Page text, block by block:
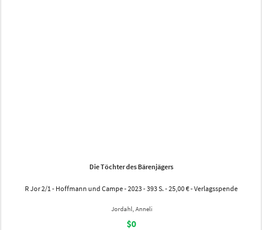
Die Töchter des Bärenjägers
R Jor 2/1 - Hoffmann und Campe - 2023 - 393 S. - 25,00 € - Verlagsspende
Jordahl, Anneli
$0